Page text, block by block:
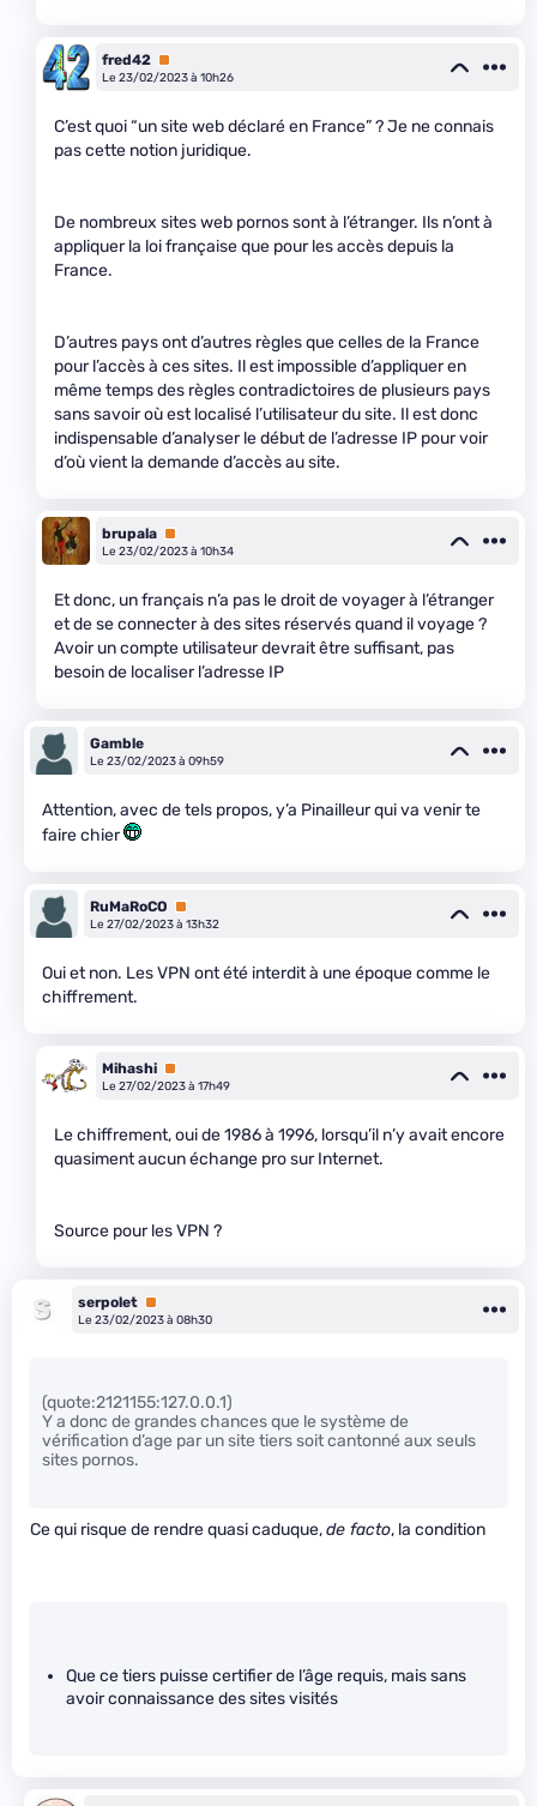
fred42 Premium
Le 23/02/2023 à 10h26
C’est quoi “un site web déclaré en France” ? Je ne connais
pas cette notion juridique.
De nombreux sites web pornos sont à l’étranger. Ils n’ont à
appliquer la loi française que pour les accès depuis la
France.
D’autres pays ont d’autres règles que celles de la France
pour l’accès à ces sites. Il est impossible d’appliquer en
même temps des règles contradictoires de plusieurs pays
sans savoir où est localisé l’utilisateur du site. Il est donc
indispensable d’analyser le début de l’adresse IP pour voir
d’où vient la demande d’accès au site.
brupala Premium
Le 23/02/2023 à 10h34
Et donc, un français n’a pas le droit de voyager à l’étranger
et de se connecter à des sites réservés quand il voyage ?
Avoir un compte utilisateur devrait être suffisant, pas
besoin de localiser l’adresse IP
Gamble
Le 23/02/2023 à 09h59
Attention, avec de tels propos, y’a Pinailleur qui va venir te
faire chier
RuMaRoCO
Premium
Le 27/02/2023 à 13h32
Oui et non. Les VPN ont été interdit à une époque comme le
chiffrement.
Mihashi Premium
Le 27/02/2023 à 17h49
Le chiffrement, oui de 1986 à 1996, lorsqu’il n’y avait encore
quasiment aucun échange pro sur Internet.
Source pour les VPN ?
serpolet Premium
Le 23/02/2023 à 08h30
(quote:2121155:127.0.0.1)
Y a donc de grandes chances que le système de
vérification d’age par un site tiers soit cantonné aux seuls
sites pornos.
Ce qui risque de rendre quasi caduque,de facto, la condition
Que ce tiers puisse certifier de l’âge requis, mais sans
avoir connaissance des sites visités